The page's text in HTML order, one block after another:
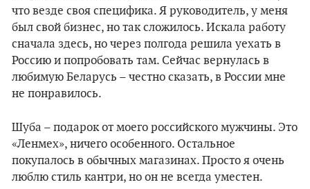
что везде своя специфика. Я руководитель, у меня
был свой бизнес, но так сложилось. Искала работу
сначала здесь, но через полгода решила уехать в
Россию и попробовать там. Сейчас вернулась в
любимую Беларусь – честно сказать, в России мне
не понравилось.
Шуба – подарок от моего российского мужчины. Это
«Ленмех», ничего особенного. Остальное
покупалось в обычных магазинах. Просто я очень
люблю стиль кантри, но он не всегда уместен.